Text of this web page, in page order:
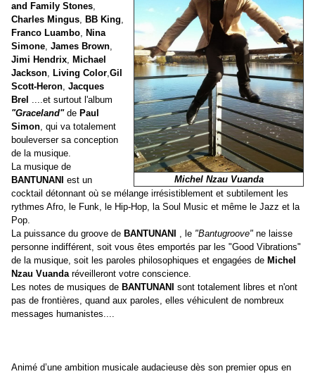
Michel Nzau Vuanda
and Family Stones,
Charles Mingus, BB King,
Franco Luambo, Nina
Simone, James Brown,
Jimi Hendrix, Michael
Jackson, Living Color,Gil
Scott-Heron, Jacques
Brel ....et surtout l'album
"Graceland"de Paul
Simon, qui va totalement
bouleverser sa conception
de la musique.
La musique de
BANTUNANI
est un
cocktail détonnant où se mélange irrésistiblement et subtilement les
rythmes Afro, le Funk, le Hip-Hop, la Soul Music et même le Jazz et la
Pop.
La puissance du groove de BANTUNANI , le "Bantugroove" ne laisse
personne indifférent, soit vous êtes emportés par les "Good Vibrations"
de la musique, soit les paroles philosophiques et engagées de Michel
Nzau Vuandaréveilleront votre conscience.
Les notes de musiques de BANTUNANI
sont totalement libres et n'ont
pas de frontières, quand aux paroles, elles véhiculent de nombreux
messages humanistes....
Animé d’une ambition musicale audacieuse dès son premier opus en